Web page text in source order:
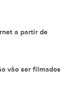
a partir de
vão ser filmados